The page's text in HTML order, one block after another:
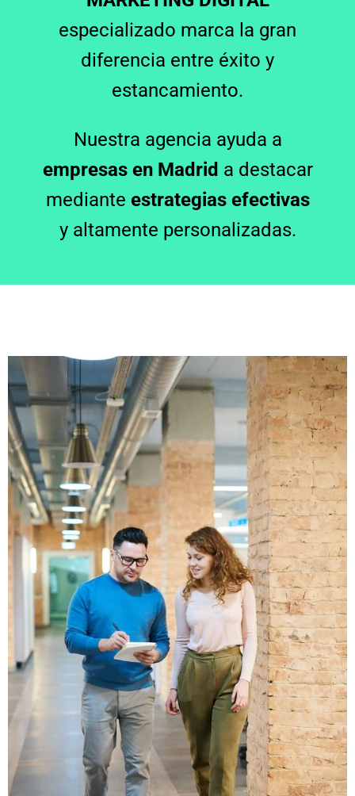
especializado marca la gran
diferencia entre éxito y
estancamiento.
Nuestra agencia ayuda a
empresas en Madrid a destacar
mediante estrategias efectivas
y altamente personalizadas.